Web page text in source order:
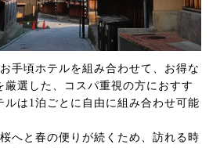
手頃ホテルを組み合わせて、お得な
厳選した、コスパ重視の方におすす
ルは1泊ごとに自由に組み合わせ可能
へと春の便りが続くため、訪れる時